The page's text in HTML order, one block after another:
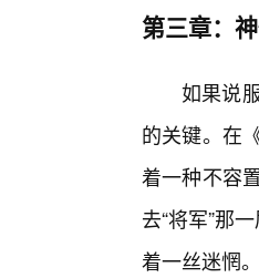
第三章：
如果说
的关键。在
着一种不容
去“将军”那
着一丝迷惘。